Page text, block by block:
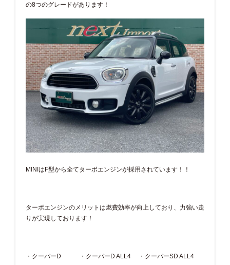
の8つのグレードがあります！
MINIはF型から全てターボエンジンが採用されています！！
ターボエンジンのメリットは燃費効率が向上しており、力強い走
りが実現しております！
・クーパーD ・クーパーD ALL4 ・クーパーSD ALL4